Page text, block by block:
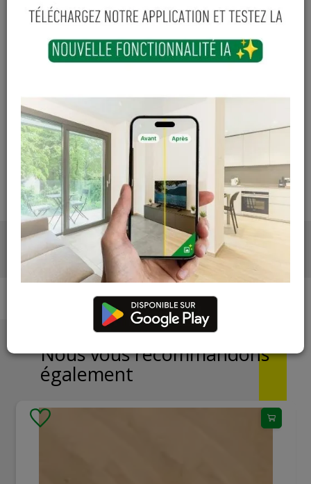
Court-St-Etienne Hors stock
Cuesmes 13 articles
réapprovisionnement pour ce produit
Les teintes, nuances et veinages des photos peuvent
varier par rapport au produit réel
PRODUITS ASSOCIÉSDESCRIPTION
Nous vous recommandons
également